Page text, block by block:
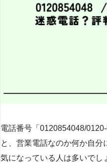
電話番号「0120854048/
と、営業電話なのか何か自
気になっている人は多いでし